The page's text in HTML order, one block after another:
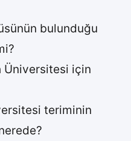
bulunduğu
Üniversitesi için
teriminin